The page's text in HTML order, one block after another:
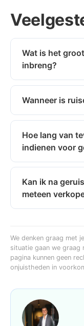
Wat is het
inbreng?
Wanneer is
Hoe lang van
indienen voor
Kan ik na
meteen
We denken graag met
situatie gaan we graag
pagina kunnen geen
onjuistheden in